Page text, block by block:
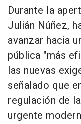
Durante la
Julián Núñez,
avanzar hacia
pública "más
las nuevas
señalado que
regulación de
urgente